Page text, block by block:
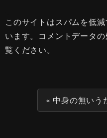
このサイトはスパムを低
います。 コメントデータ
覧ください。
« 中身の無いう